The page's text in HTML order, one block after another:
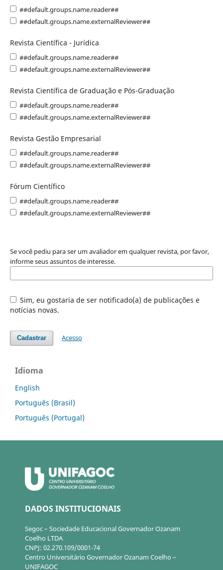
##default.groups.name.reader##
##default.groups.name.externalReviewer##
Revista Científica - Jurídica
##default.groups.name.reader##
##default.groups.name.externalReviewer##
Revista Científica de Graduação e Pós-Graduação
##default.groups.name.reader##
##default.groups.name.externalReviewer##
Revista Gestão Empresarial
##default.groups.name.reader##
##default.groups.name.externalReviewer##
Fórum Científico
##default.groups.name.reader##
##default.groups.name.externalReviewer##
Se você pediu para ser um avaliador em qualquer revista, por favor,
informe seus assuntos de interesse.
Sim, eu gostaria de ser notificado(a) de publicações e
notícias novas.
Cadastrar Acesso
Idioma
English
Português (Brasil)
Português (Portugal)
DADOS INSTITUCIONAIS
Segoc – Sociedade Educacional Governador Ozanam
Coelho LTDA
CNPJ: 02.270.109/0001-74
Centro Universitário Governador Ozanam Coelho –
UNIFAGOC